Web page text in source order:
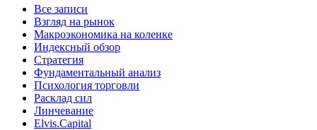
Все записи
Взгляд на рынок
Макроэкономика на коленке
Индексный обзор
Стратегия
Фундаментальный анализ
Психология торговли
Расклад сил
Линчевание
Elvis.Capital